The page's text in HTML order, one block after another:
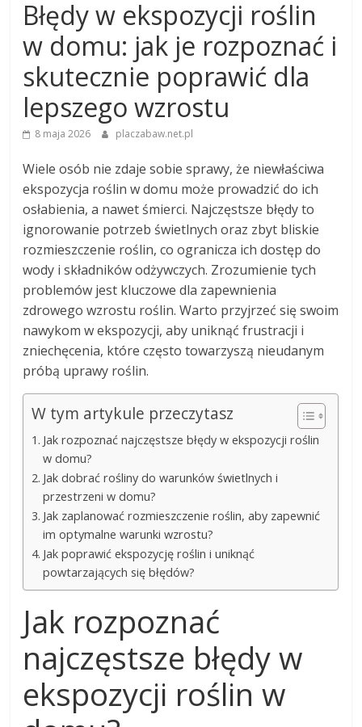
Błędy w ekspozycji roślin
w domu: jak je rozpoznać i
skutecznie poprawić dla
lepszego wzrostu
8 maja 2026 placzabaw.net.pl
Wiele osób nie zdaje sobie sprawy, że niewłaściwa
ekspozycja roślin w domu może prowadzić do ich
osłabienia, a nawet śmierci. Najczęstsze błędy to
ignorowanie potrzeb świetlnych oraz zbyt bliskie
rozmieszczenie roślin, co ogranicza ich dostęp do
wody i składników odżywczych. Zrozumienie tych
problemów jest kluczowe dla zapewnienia
zdrowego wzrostu roślin. Warto przyjrzeć się swoim
nawykom w ekspozycji, aby uniknąć frustracji i
zniechęcenia, które często towarzyszą nieudanym
próbą uprawy roślin.
W tym artykule przeczytasz
Jak rozpoznać najczęstsze błędy w ekspozycji roślin
w domu?
Jak dobrać rośliny do warunków świetlnych i
przestrzeni w domu?
Jak zaplanować rozmieszczenie roślin, aby zapewnić
im optymalne warunki wzrostu?
Jak poprawić ekspozycję roślin i uniknąć
powtarzających się błędów?
Jak rozpoznać
najczęstsze błędy w
ekspozycji roślin w